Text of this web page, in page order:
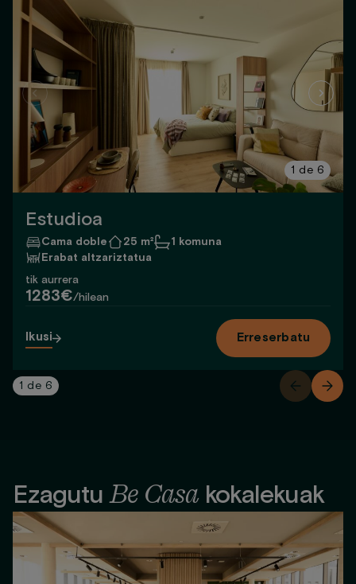
1 de 6
Estudioa
Cama doble 25 m²
1 komuna
Erabat altzariztatua
tik aurrera
1283€/hilean
Ikusi Erreserbatu
1 de 6
EzagutuBe Casa kokalekuak